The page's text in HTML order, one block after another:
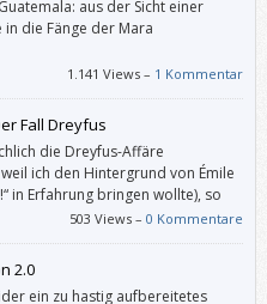
aus der Sicht einer
in die Fänge der Mara
1.141 Views – 1 Kommentar
Fall Dreyfus
die Dreyfus-Affäre
ich den Hintergrund von Émile
in Erfahrung bringen wollte), so
wieder nicht. Wie mag es da
Guantánamo angelockt
503 Views –0 Kommentare
2.0
ein zu hastig aufbereitetes